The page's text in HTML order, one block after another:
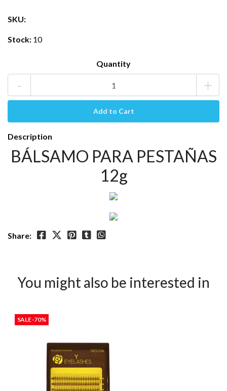
SKU:
Stock: 10
Quantity
- +
Description
BÁLSAMO PARA PESTAÑAS
12g
Share:
You might also be interested in
SALE -70%